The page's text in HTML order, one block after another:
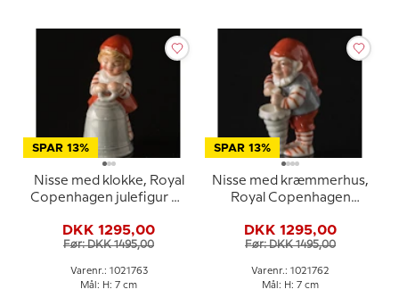
SPAR 13%
Nisse med klokke, Royal
Copenhagen julefigur nr.
DKK 1295,00
Før: DKK 1495,00
Varenr.: 1021763
Mål: H: 7 cm
SPAR 13%
Nisse med kræmmerhus,
Royal Copenhagen
DKK 1295,00
Før: DKK 1495,00
Varenr.: 1021762
Mål: H: 7 cm